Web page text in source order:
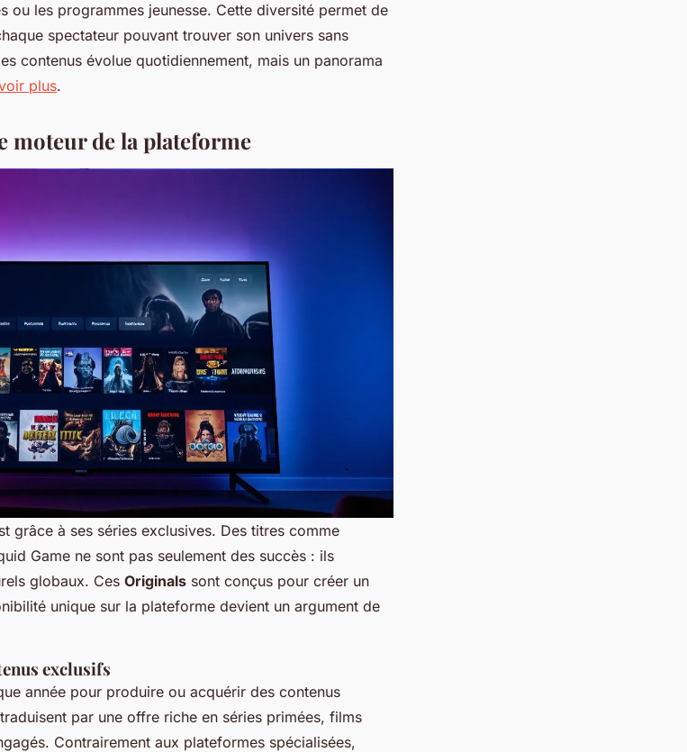
ou les programmes jeunesse. Cette diversité permet de
spectateur pouvant trouver son univers sans
contenus évolue quotidiennement, mais un panorama
plus.
moteur de la plateforme
grâce à ses séries exclusives. Des titres comme
Game ne sont pas seulement des succès : ils
globaux. Ces Originals sont conçus pour créer un
unique sur la plateforme devient un argument de
exclusifs
année pour produire ou acquérir des contenus
par une offre riche en séries primées, films
Contrairement aux plateformes spécialisées,